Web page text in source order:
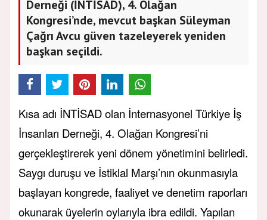
Derneği (İNTİSAD), 4. Olağan
Kongresi’nde, mevcut başkan Süleyman
Çağrı Avcu güven tazeleyerek yeniden
başkan seçildi.
Kısa adı İNTİSAD olan İnternasyonel Türkiye İş
İnsanları Derneği, 4. Olağan Kongresi’ni
gerçekleştirerek yeni dönem yönetimini belirledi.
Saygı duruşu ve İstiklal Marşı’nın okunmasıyla
başlayan kongrede, faaliyet ve denetim raporları
okunarak üyelerin oylarıyla ibra edildi. Yapılan